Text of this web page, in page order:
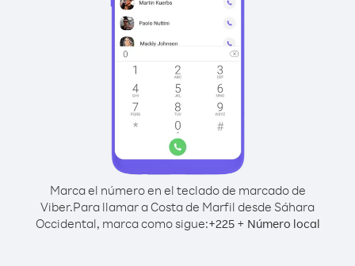
Marca el número en el teclado de marcado de
Viber.Para llamar a Costa de Marfil desde Sáhara
Occidental, marca como sigue:+225+ Número local